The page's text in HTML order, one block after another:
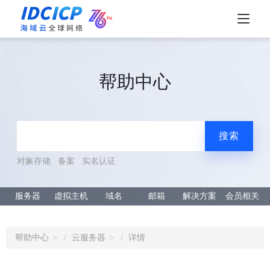
帮助中心
搜索
对象存储 备案 实名认证
服务器 虚拟主机 域名 邮箱 解决方案 会员相关
帮助中心 云服务器 详情